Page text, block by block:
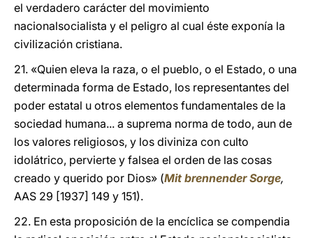
el verdadero carácter del movimiento
nacionalsocialista y el peligro al cual éste exponía la
civilización cristiana.
21. «Quien eleva la raza, o el pueblo, o el Estado, o una
determinada forma de Estado, los representantes del
poder estatal u otros elementos fundamentales de la
sociedad humana... a suprema norma de todo, aun de
los valores religiosos, y los diviniza con culto
idolátrico, pervierte y falsea el orden de las cosas
creado y querido por Dios» (Mit brennender Sorge,
AAS 29 [1937] 149 y 151).
22. En esta proposición de la encíclica se compendia